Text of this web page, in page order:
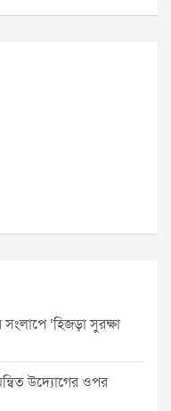
‘হিজড়া সুরক্ষা
উদ্যোগের ওপর